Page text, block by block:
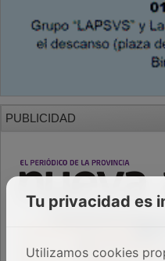
Tu privacidad es
Utilizamos cookies